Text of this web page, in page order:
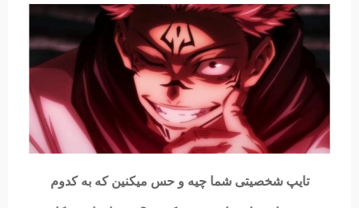
تایپ شخصیتی شما چیه و حس میکنین که به کدوم